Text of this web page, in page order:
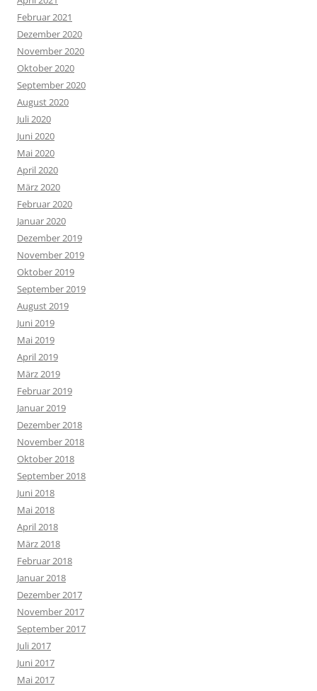
Februar 2021
Dezember 2020
November 2020
Oktober 2020
September 2020
August 2020
Juli 2020
Juni 2020
Mai 2020
April 2020
März 2020
Februar 2020
Januar 2020
Dezember 2019
November 2019
Oktober 2019
September 2019
August 2019
Juni 2019
Mai 2019
April 2019
März 2019
Februar 2019
Januar 2019
Dezember 2018
November 2018
Oktober 2018
September 2018
Juni 2018
Mai 2018
April 2018
März 2018
Februar 2018
Januar 2018
Dezember 2017
November 2017
September 2017
Juli 2017
Juni 2017
Mai 2017